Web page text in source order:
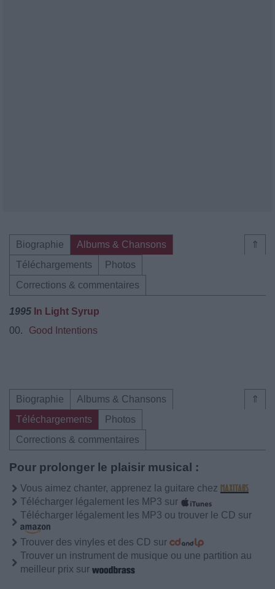
⇑
Biographie
Albums & Chansons
Téléchargements
Photos
Corrections & commentaires
1995 In Light Syrup
00.
Good Intentions
⇑
Biographie
Albums & Chansons
Téléchargements
Photos
Corrections & commentaires
Pour prolonger le plaisir musical :
Vous aimez chanter, apprenez la guitare chez
Télécharger légalement les MP3 sur
Télécharger légalement les MP3 ou trouver le CD sur
Trouver des vinyles et des CD sur
Trouver un instrument de musique ou une partition au
meilleur prix sur